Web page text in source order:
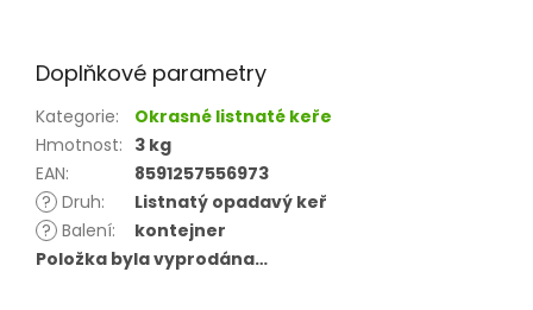
Doplňkové parametry
Kategorie:
Okrasné listnaté keře
Hmotnost: 3 kg
EAN:
8591257556973
? Druh:
Listnatý opadavý keř
? Balení:
kontejner
Položka byla vyprodána…